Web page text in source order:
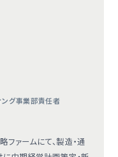
グ事業部責任者
ァームにて、製造・通